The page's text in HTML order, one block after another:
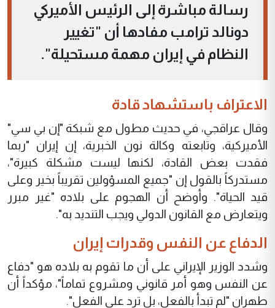
رسالة مباشرة إلى الرئيس الأميركي
دونالد ترامب مفادها أن "تغيير
النظام في إيران مهمة مستحيلة".
الاعتراف باستشهاد قادة
وقال عراقجي، في حديث مطول مع شبكة "إن بي سي"
الأميركية، وتابعته وكالة نون الخبرية، إن إيران "ربما
فقدت بعض القادة، لكنها ليست مشكلة كبيرة"،
مستدركاً بالقول إن "جميع المسؤولين تقريباً بخير وعلى
قيد الحياة". وأوضح أن الهجوم على بلاده "غير مبرر
ويتعارض مع القانون الدولي ويجب التنديد به".
الدفاع عن النفس وقدرات إيران
وشدد الوزير الإيراني على أن ما تقوم به بلاده هو "دفاع
عن النفس وهو أمر قانوني ومشروع تماماً"، مؤكداً أن
طهران "لم تبدأ بالفعل، بل ترد على الفعل".